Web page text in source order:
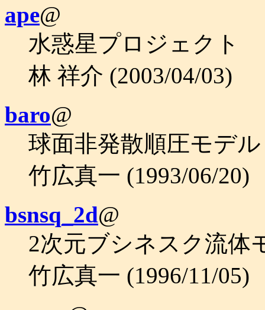
ape@
水惑星プロジェクト
林 祥介 (2003/04/03)
baro@
球面非発散順圧モデ
竹広真一 (1993/06/20)
bsnsq_2d@
2次元ブシネスク流体
竹広真一 (1996/11/05)